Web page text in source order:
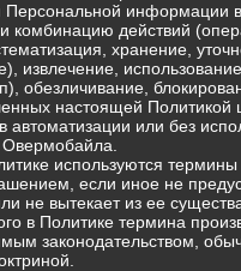
Персональной информации
комбинацию действий
хранение,
извлечение,
обезличивание,
настоящей Политикой
автоматизации или без
используются
если иное не
не вытекает из ее
в Политике термина
законодательством,